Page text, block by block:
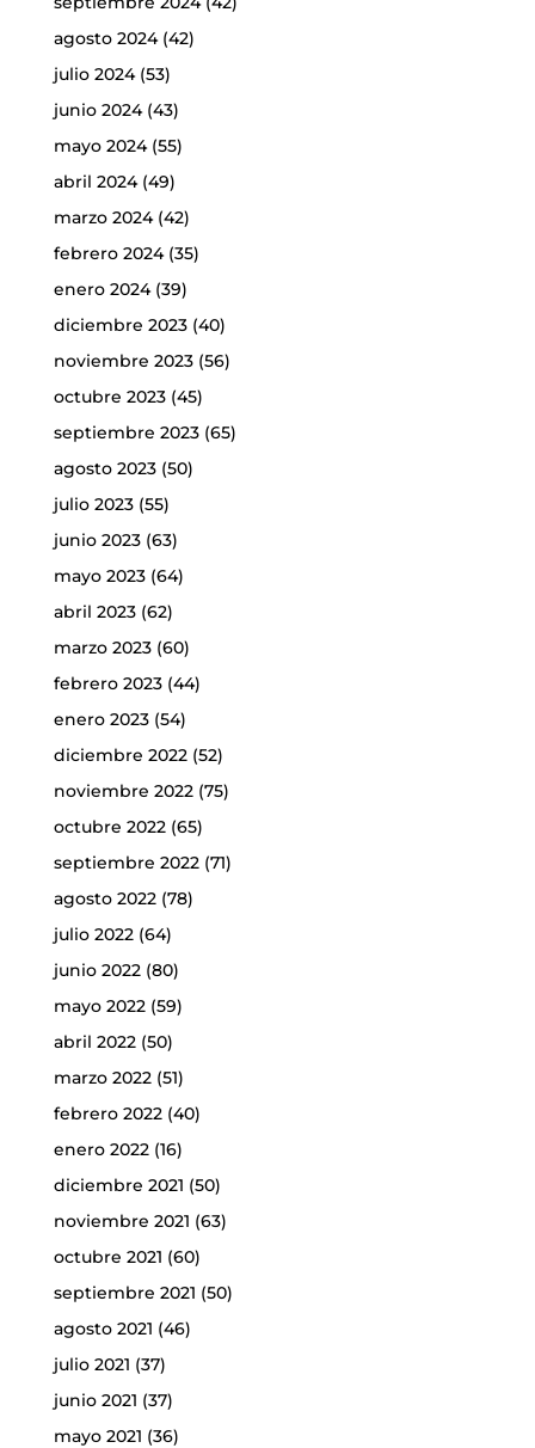
agosto 2024(42)
julio 2024(53)
junio 2024(43)
mayo 2024(55)
abril 2024(49)
marzo 2024(42)
febrero 2024(35)
enero 2024(39)
diciembre 2023(40)
noviembre 2023(56)
octubre 2023(45)
septiembre 2023(65)
agosto 2023(50)
julio 2023(55)
junio 2023(63)
mayo 2023(64)
abril 2023(62)
marzo 2023(60)
febrero 2023(44)
enero 2023(54)
diciembre 2022(52)
noviembre 2022(75)
octubre 2022(65)
septiembre 2022(71)
agosto 2022(78)
julio 2022(64)
junio 2022(80)
mayo 2022(59)
abril 2022(50)
marzo 2022(51)
febrero 2022(40)
enero 2022(16)
diciembre 2021 (50)
noviembre 2021 (63)
octubre 2021 (60)
septiembre 2021 (50)
agosto 2021 (46)
julio 2021 (37)
junio 2021 (37)
mayo 2021 (36)